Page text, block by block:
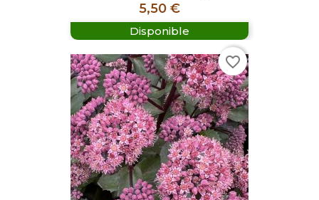
Prix
5,50 €
Disponible
favorite_border